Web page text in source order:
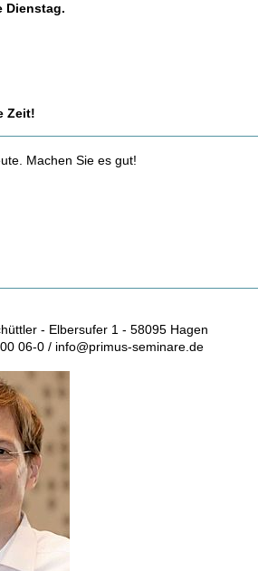
Dienstag.
Zeit!
Machen Sie es gut!
- Elbersufer 1 - 58095 Hagen
06-0 / info@primus-seminare.de